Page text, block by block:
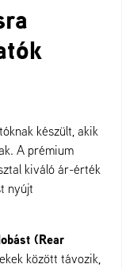
készült, akik
A prémium
kiváló ár-érték
nyújt
(Rear
között távozik,